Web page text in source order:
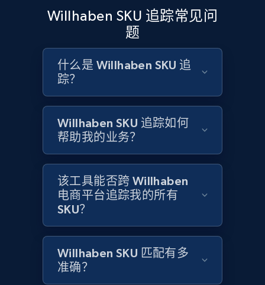
price, Currency, Availability, Reviews count, and
more.
2.1K+ 375+ 立即开始
Amazon products global dataset - Collect
Amazon products by seller URL
Title, Seller name, Brand, Description, Initial
price, Currency, Availability, Reviews count, and
more.
2.1K+ 375+ 立即开始
Amazon products global dataset - Collect
products from Brands URLs
Willhaben SKU 追踪常见问
题
什么是 Willhaben SKU 追
踪？
Willhaben SKU 追踪如何
帮助我的业务？
该工具能否跨 Willhaben
电商平台追踪我的所有
SKU？
Willhaben SKU 匹配有多
准确？